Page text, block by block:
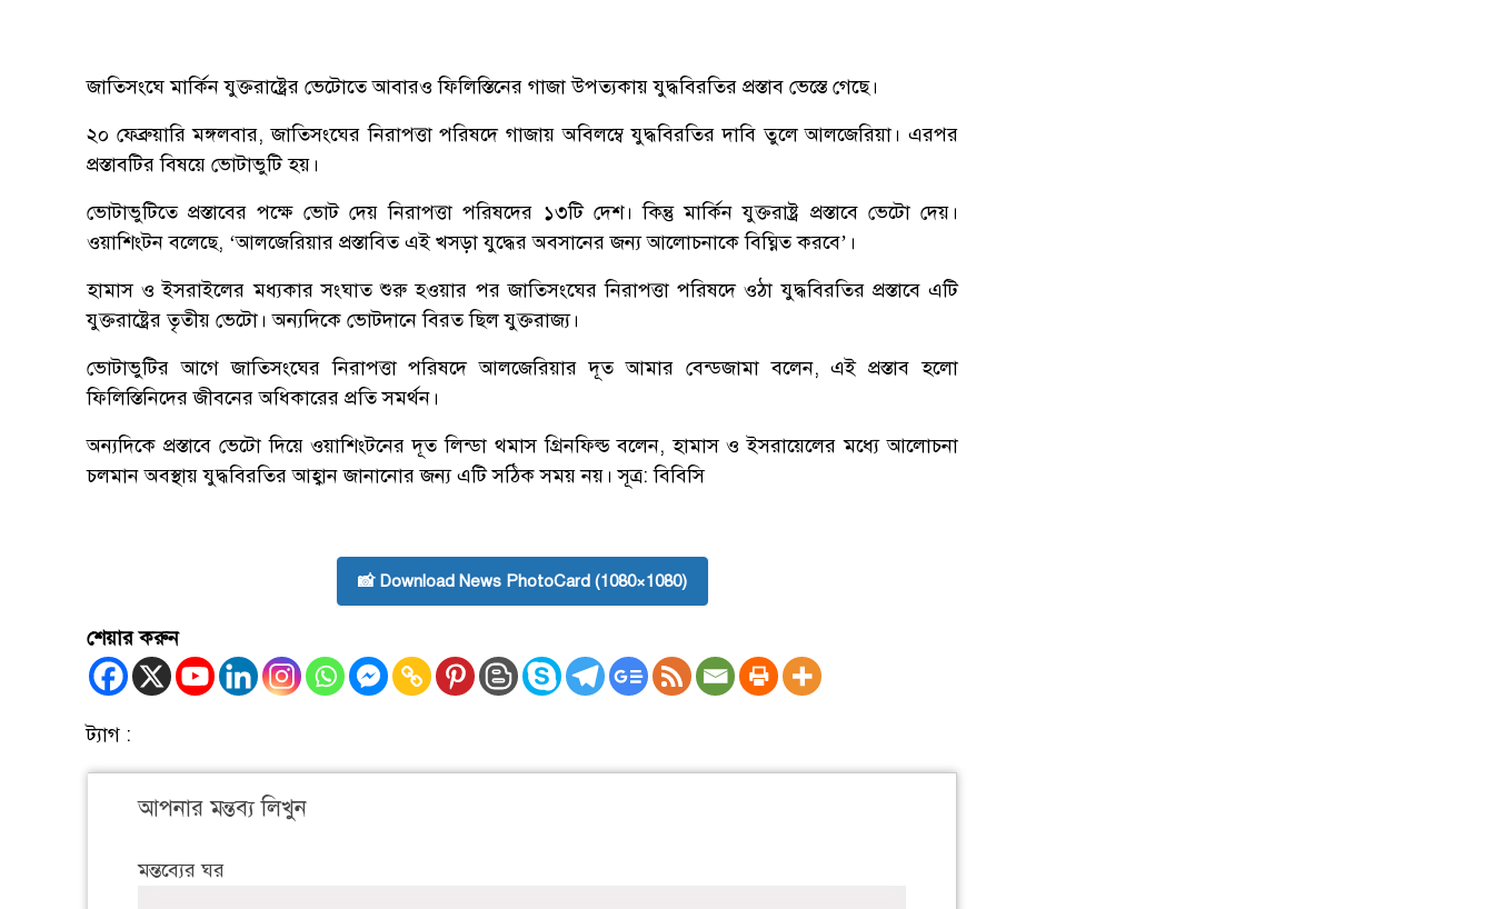
জাতিসংঘে মার্কিন যুক্তরাষ্ট্রের ভেটোতে আবারও ফিলিস্তিনের গাজা উপত্যকায় যুদ্ধবিরতির প্রস্তাব ভেস্তে গেছে।
২০ ফেব্রুয়ারি মঙ্গলবার, জাতিসংঘের নিরাপত্তা পরিষদে গাজায় অবিলম্বে যুদ্ধবিরতির দাবি তুলে আলজেরিয়া। এরপর
প্রস্তাবটির বিষয়ে ভোটাভুটি হয়।
ভোটাভুটিতে প্রস্তাবের পক্ষে ভোট দেয় নিরাপত্তা পরিষদের ১৩টি দেশ। কিন্তু মার্কিন যুক্তরাষ্ট্র প্রস্তাবে ভেটো দেয়।
ওয়াশিংটন বলেছে, ‘আলজেরিয়ার প্রস্তাবিত এই খসড়া যুদ্ধের অবসানের জন্য আলোচনাকে বিঘ্নিত করবে’।
হামাস ও ইসরাইলের মধ্যকার সংঘাত শুরু হওয়ার পর জাতিসংঘের নিরাপত্তা পরিষদে ওঠা যুদ্ধবিরতির প্রস্তাবে এটি
যুক্তরাষ্ট্রের তৃতীয় ভেটো। অন্যদিকে ভোটদানে বিরত ছিল যুক্তরাজ্য।
ভোটাভুটির আগে জাতিসংঘের নিরাপত্তা পরিষদে আলজেরিয়ার দূত আমার বেন্ডজামা বলেন, এই প্রস্তাব হলো
ফিলিস্তিনিদের জীবনের অধিকারের প্রতি সমর্থন।
অন্যদিকে প্রস্তাবে ভেটো দিয়ে ওয়াশিংটনের দূত লিন্ডা থমাস গ্রিনফিল্ড বলেন, হামাস ও ইসরায়েলের মধ্যে আলোচনা
চলমান অবস্থায় যুদ্ধবিরতির আহ্বান জানানোর জন্য এটি সঠিক সময় নয়। সূত্র: বিবিসি
📸 Download News PhotoCard (1080×1080)
শেয়ার করুন
ট্যাগ :
আপনার মন্তব্য লিখুন
মন্তব্যের ঘর